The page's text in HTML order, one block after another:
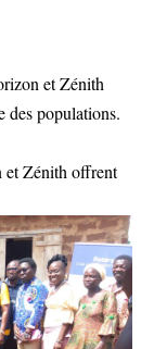
et Zénith
des populations.
Zénith offrent